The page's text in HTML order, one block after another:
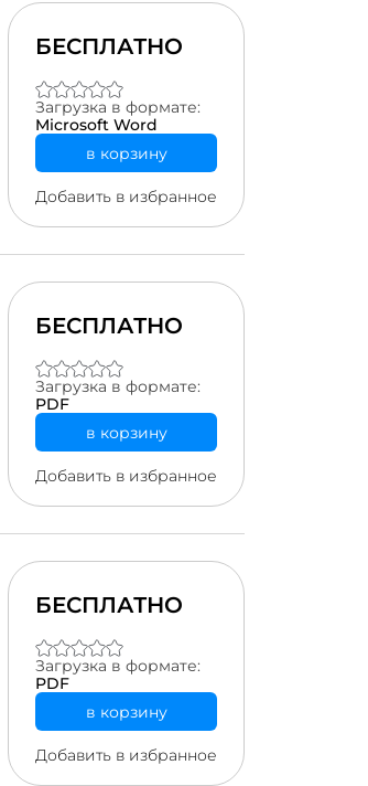
БЕСПЛАТНО
Загрузка в формате:
Microsoft Word
в корзину
Добавить в избранное
БЕСПЛАТНО
Загрузка в формате:
PDF
в корзину
Добавить в избранное
БЕСПЛАТНО
Загрузка в формате:
PDF
в корзину
Добавить в избранное